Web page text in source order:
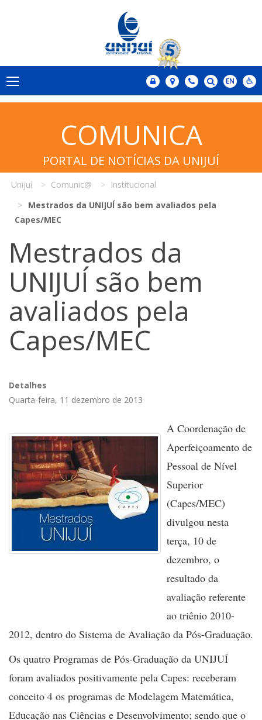
COMUNICA
PORTAL DE NOTÍCIAS DA UNIJUÍ
Unijuí Comunic@
Institucional
Mestrados da UNIJUÍ são bem avaliados pela
Capes/MEC
Mestrados da
UNIJUÍ são bem
avaliados pela
Capes/MEC
Detalhes
Quarta-feira, 11 dezembro de 2013
A Coordenação de
Aperfeiçoamento de
Pessoal de Nível
Superior
(Capes/MEC)
divulgou nesta
terça, 10 de
dezembro, o
resultado da
avaliação referente
ao triênio 2010-
2012, dentro do Sistema de Avaliação da Pós-Graduação.
Os quatro Programas de Pós-Graduação da UNIJUÍ
foram avaliados positivamente pela Capes: receberam
conceito 4 os programas de Modelagem Matemática,
Educação nas Ciências e Desenvolvimento; sendo que o